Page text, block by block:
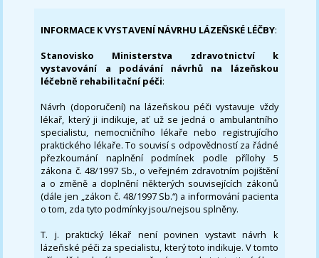
INFORMACE K VYSTAVENÍ NÁVRHU LÁZEŇSKÉ LÉČBY:
Stanovisko Ministerstva zdravotnictví k
vystavování a podávání návrhů na lázeňskou
léčebně rehabilitační péči:
Návrh (doporučení) na lázeňskou péči vystavuje vždy
lékař, který ji indikuje, ať už se jedná o ambulantního
specialistu, nemocničního lékaře nebo registrujícího
praktického lékaře. To souvisí s odpovědností za řádné
přezkoumání naplnění podmínek podle přílohy 5
zákona č. 48/1997 Sb., o veřejném zdravotním pojištění
a o změně a doplnění některých souvisejících zákonů
(dále jen „zákon č. 48/1997 Sb.“) a informování pacienta
o tom, zda tyto podmínky jsou/nejsou splněny.
T. j. praktický lékař není povinen vystavit návrh k
lázeňské péči za specialistu, který toto indikuje. V tomto